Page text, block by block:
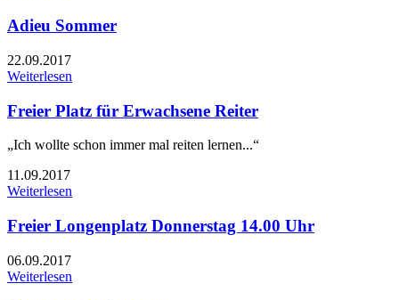
Adieu Sommer
22.09.2017
Weiterlesen
Freier Platz für Erwachsene Reiter
„Ich wollte schon immer mal reiten lernen...“
11.09.2017
Weiterlesen
Freier Longenplatz Donnerstag 14.00 Uhr
06.09.2017
Weiterlesen